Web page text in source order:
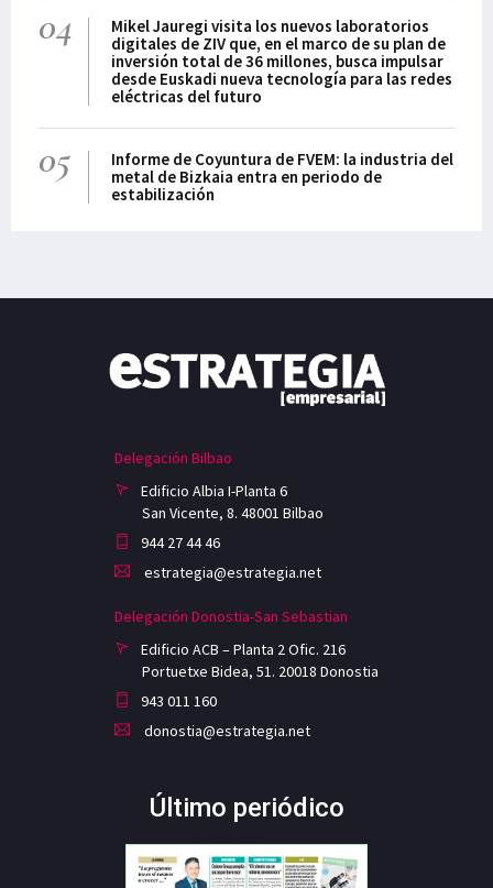
04
Mikel Jauregi visita los nuevos laboratorios
digitales de ZIV que, en el marco de su plan de
inversión total de 36 millones, busca impulsar
desde Euskadi nueva tecnología para las redes
eléctricas del futuro
05
Informe de Coyuntura de FVEM: la industria del
metal de Bizkaia entra en periodo de
estabilización
Delegación Bilbao
Edificio Albia I-Planta 6
San Vicente, 8. 48001 Bilbao
944 27 44 46
estrategia@estrategia.net
Delegación Donostia-San Sebastian
Edificio ACB – Planta 2 Ofic. 216
Portuetxe Bidea, 51. 20018 Donostia
943 011 160
donostia@estrategia.net
Último periódico